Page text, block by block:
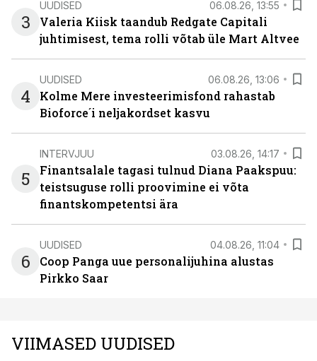
3
UUDISED 06.08.26, 13:55
Valeria Kiisk taandub Redgate Capitali
juhtimisest, tema rolli võtab üle Mart Altvee
4
UUDISED 06.08.26, 13:06
Kolme Mere investeerimisfond rahastab
Bioforce´i neljakordset kasvu
5
INTERVJUU 03.08.26, 14:17
Finantsalale tagasi tulnud Diana Paakspuu:
teistsuguse rolli proovimine ei võta
finantskompetentsi ära
6
UUDISED 04.08.26, 11:04
Coop Panga uue personalijuhina alustas
Pirkko Saar
VIIMASED UUDISED